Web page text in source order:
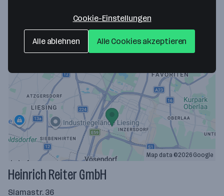
Map data ©2026 Google
Heinrich Reiter GmbH
Slamastr. 36
Cookie-Einstellungen
Alle ablehnen Alle Cookies akzeptieren